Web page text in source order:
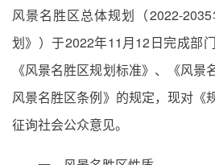
风景名胜区总体规划（2022-
划》）于2022年11月12日完成部
《风景名胜区规划标准》、《风景
风景名胜区条例》的规定，现对《
征询社会公众意见。